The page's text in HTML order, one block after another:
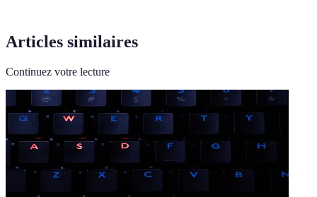
Articles similaires
Continuez votre lecture